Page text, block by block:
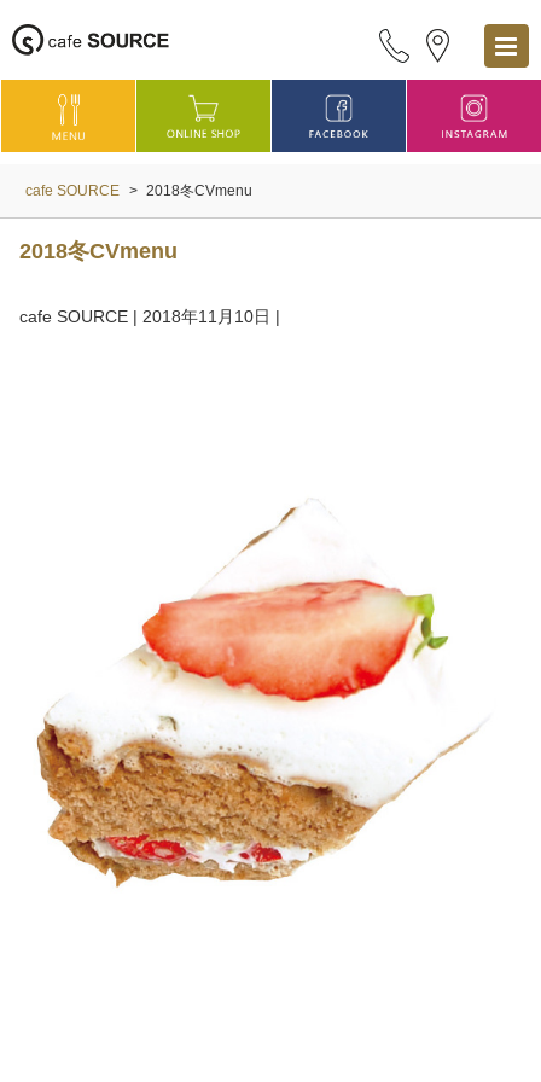
cafe SOURCE > 2018冬CVmenu
2018冬CVmenu
cafe SOURCE | 2018年11月10日 |